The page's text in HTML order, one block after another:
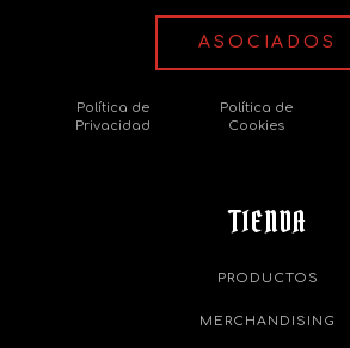
ASOCIADOS
Política de
Privacidad
Política de
Cookies
TIENDA
PRODUCTOS
MERCHANDISING